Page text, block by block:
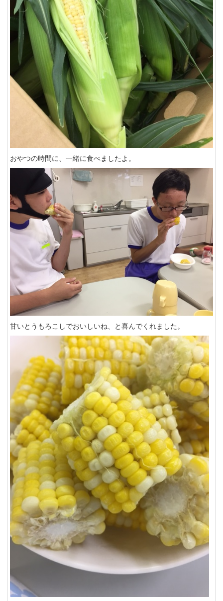
おやつの時間に、一緒に食べましたよ。
甘いとうもろこしでおいしいね、と喜んでくれました。